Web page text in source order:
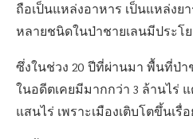
ถือเป็นแหล่งอาหาร เป็นแหล่งย
หลายชนิดในป่าชายเลนมีประโ
ซึ่งในช่วง 20 ปีที่ผ่านมา พื้นที่ป่า
ในอดีตเคยมีมากกว่า 3 ล้านไร่
แสนไร่ เพราะเมืองเติบโตขึ้นเรื่